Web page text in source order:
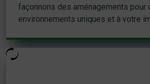
façonnons des aménagements pour
environnements uniques et à votre